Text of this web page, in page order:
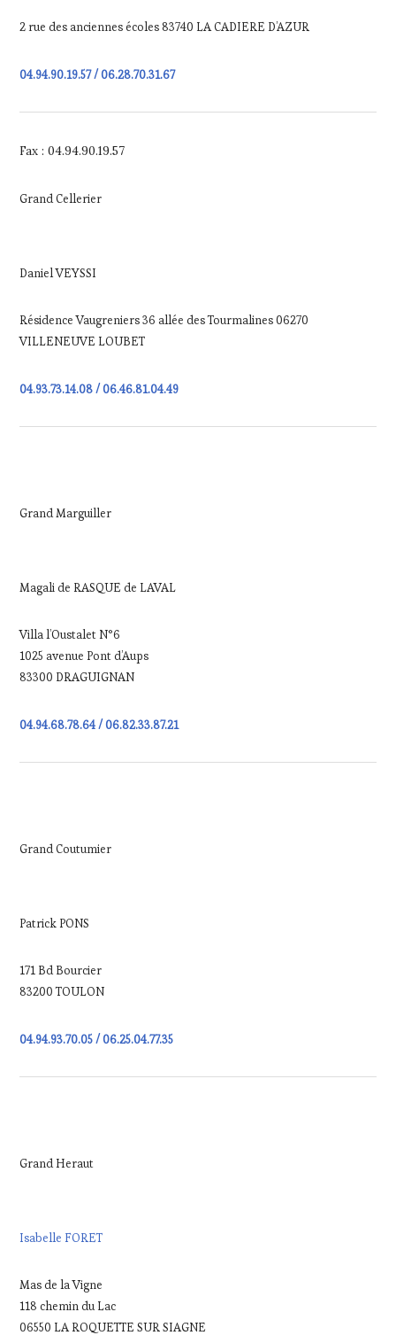
2 rue des anciennes écoles 83740 LA CADIERE D’AZUR
04.94.90.19.57 / 06.28.70.31.67
Fax : 04.94.90.19.57
Grand Cellerier
Daniel VEYSSI
Résidence Vaugreniers 36 allée des Tourmalines 06270
VILLENEUVE LOUBET
04.93.73.14.08 / 06.46.81.04.49
Grand Marguiller
Magali de RASQUE de LAVAL
Villa l’Oustalet N°6
1025 avenue Pont d’Aups
83300 DRAGUIGNAN
04.94.68.78.64 / 06.82.33.87.21
Grand Coutumier
Patrick PONS
171 Bd Bourcier
83200 TOULON
04.94.93.70.05 / 06.25.04.77.35
Grand Heraut
Isabelle FORET
Mas de la Vigne
118 chemin du Lac
06550 LA ROQUETTE SUR SIAGNE